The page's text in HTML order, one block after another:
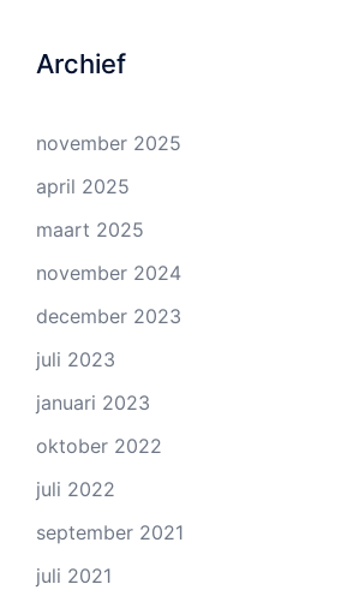
Archief
november 2025
april 2025
maart 2025
november 2024
december 2023
juli 2023
januari 2023
oktober 2022
juli 2022
september 2021
juli 2021